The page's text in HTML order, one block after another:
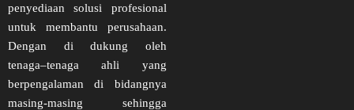
penyediaan solusi profesional
untuk membantu perusahaan.
Dengan di dukung oleh
tenaga–tenaga ahli yang
berpengalaman di bidangnya
masing-masing sehingga